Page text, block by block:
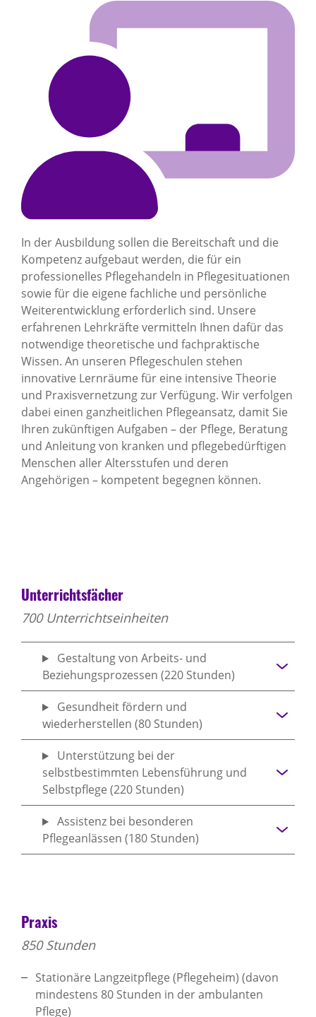
In der Ausbildung sollen die Bereitschaft und die
Kompetenz aufgebaut werden, die für ein
professionelles Pflegehandeln in Pflegesituationen
sowie für die eigene fachliche und persönliche
Weiterentwicklung erforderlich sind. Unsere
erfahrenen Lehrkräfte vermitteln Ihnen dafür das
notwendige theoretische und fachpraktische
Wissen. An unseren Pflegeschulen stehen
innovative Lernräume für eine intensive Theorie
und Praxisvernetzung zur Verfügung. Wir verfolgen
dabei einen ganzheitlichen Pflegeansatz, damit Sie
Ihren zukünftigen Aufgaben – der Pflege, Beratung
und Anleitung von kranken und pflegebedürftigen
Menschen aller Altersstufen und deren
Angehörigen – kompetent begegnen können.
Unterrichtsfächer
700 Unterrichtseinheiten
Gestaltung von Arbeits- und
Beziehungsprozessen (220 Stunden)
Gesundheit fördern und
wiederherstellen (80 Stunden)
Unterstützung bei der
selbstbestimmten Lebensführung und
Selbstpflege (220 Stunden)
Assistenz bei besonderen
Pflegeanlässen (180 Stunden)
Praxis
850 Stunden
Stationäre Langzeitpflege (Pflegeheim) (davon
mindestens 80 Stunden in der ambulanten
Pflege)